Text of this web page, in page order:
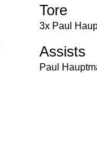
Tore
3x Paul
Assists
Paul